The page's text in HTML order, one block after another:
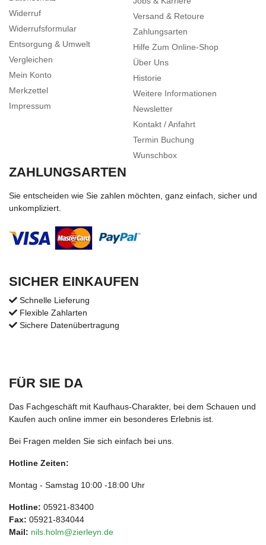
Widerruf
Widerrufsformular
Entsorgung & Umwelt
Vergleichen
Mein Konto
Merkzettel
Impressum
Versand & Retoure
Zahlungsarten
Hilfe Zum Online-Shop
Über Uns
Historie
Weitere Informationen
Newsletter
Kontakt / Anfahrt
Termin Buchung
Wunschbox
ZAHLUNGSARTEN
Sie entscheiden wie Sie zahlen möchten, ganz einfach, sicher und
unkompliziert.
SICHER EINKAUFEN
Schnelle Lieferung
Flexible Zahlarten
Sichere Datenübertragung
FÜR SIE DA
Das Fachgeschäft mit Kaufhaus-Charakter, bei dem Schauen und
Kaufen auch online immer ein besonderes Erlebnis ist.
Bei Fragen melden Sie sich einfach bei uns.
Hotline Zeiten:
Montag - Samstag 10:00 -18:00 Uhr
Hotline: 05921-83400
Fax: 05921-834044
Mail: nils.holm@zierleyn.de